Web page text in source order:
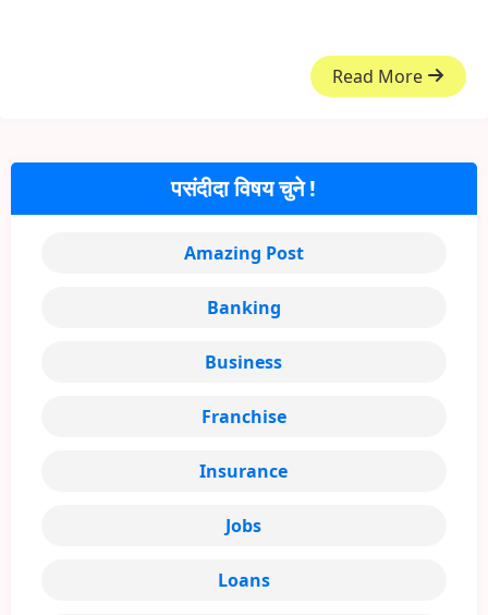
Read More
पसंदीदा विषय चुने !
Amazing Post
Banking
Business
Franchise
Insurance
Jobs
Loans